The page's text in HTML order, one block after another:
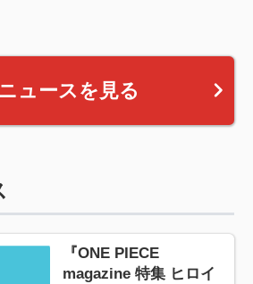
ュースを見る
『ONE PIECE
magazine 特集 ヒロイ